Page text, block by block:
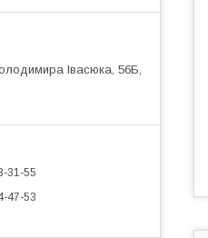
Івасюка, 56Б,
31-55
47-53